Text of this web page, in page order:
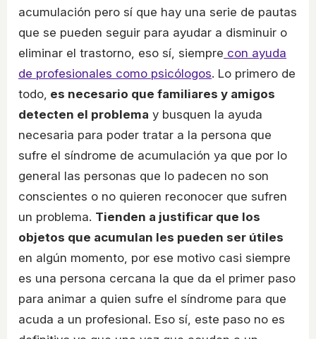
acumulación pero sí que hay una serie de pautas
que se pueden seguir para ayudar a disminuir o
eliminar el trastorno, eso sí, siempre con ayuda
de profesionales como psicólogos. Lo primero de
todo, es necesario que familiares y amigos
detecten el problema y busquen la ayuda
necesaria para poder tratar a la persona que
sufre el síndrome de acumulación ya que por lo
general las personas que lo padecen no son
conscientes o no quieren reconocer que sufren
un problema. Tienden a justificar que los
objetos que acumulan les pueden ser útiles
en algún momento, por ese motivo casi siempre
es una persona cercana la que da el primer paso
para animar a quien sufre el síndrome para que
acuda a un profesional. Eso sí, este paso no es